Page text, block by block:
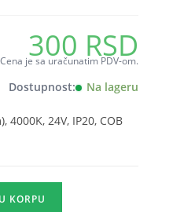
300 RSD
Cena je sa uračunatim PDV-om.
Dostupnost: Na lageru
4000K, 24V, IP20, COB
KORPU